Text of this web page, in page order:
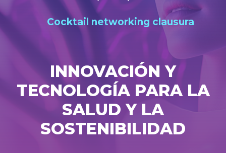
Cocktail networking clausura
INNOVACIÓN Y
TECNOLOGÍA PARA LA
SALUD Y LA
SOSTENIBILIDAD